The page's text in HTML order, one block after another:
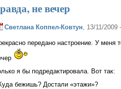
не вечер
Светлана Коппел-Ковтун , 13/11/2009
передано настроение. У
я бы подредактировала. Вот так:
бежишь? Достали «этажи»?